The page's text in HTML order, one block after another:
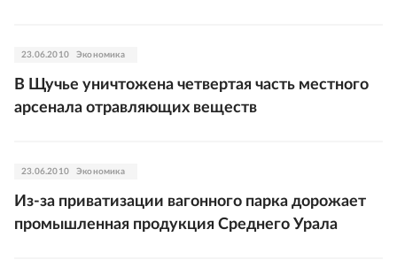
23.06.2010 Экономика
В Щучье уничтожена четвертая часть местного
арсенала отравляющих веществ
23.06.2010 Экономика
Из-за приватизации вагонного парка дорожает
промышленная продукция Среднего Урала